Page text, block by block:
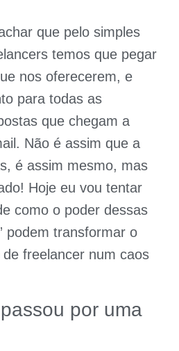
que pelo simples
temos que pegar
nos oferecerem, e
para todas as
que chegam a
Não é assim que a
é assim mesmo, mas
Hoje eu vou tentar
como o poder dessas
podem transformar o
freelancer num caos
por uma